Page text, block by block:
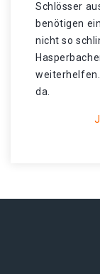
Schlösser
benötigen
nicht so
weiterhelfen.
da.